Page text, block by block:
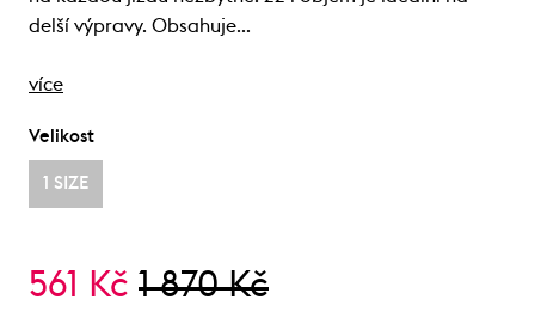
delší výpravy. Obsahuje…
více
Velikost
1 SIZE
561 Kč 1 870 Kč